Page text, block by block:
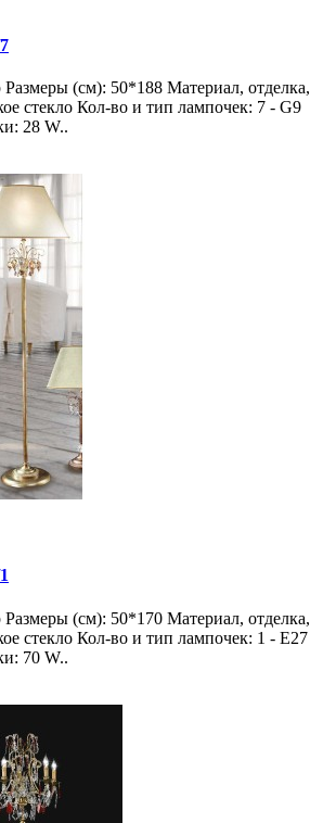
(см): 50*188 Материал, отделка,
стекло Кол-во и тип лампочек: 7 - G9
28 W..
(см): 50*170 Материал, отделка,
стекло Кол-во и тип лампочек: 1 - E27
70 W..